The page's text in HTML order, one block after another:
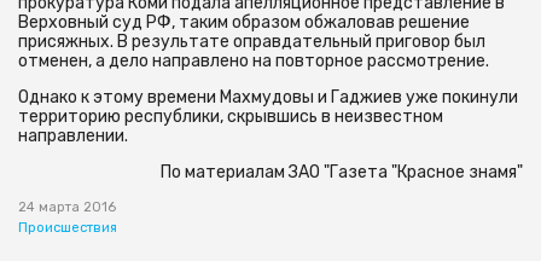
Верховный суд РФ, таким образом обжаловав решение
присяжных. В результате оправдательный приговор был
отменен, а дело направлено на повторное рассмотрение.
Однако к этому времени Махмудовы и Гаджиев уже покинули
территорию республики, скрывшись в неизвестном
направлении.
По материалам ЗАО "Газета "Красное знамя"
24 марта 2016
Происшествия